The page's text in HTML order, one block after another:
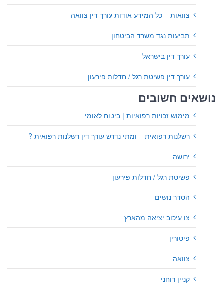
צוואות – כל המידע אודות עורך דין צוואה
תביעות נגד משרד הביטחון
עורך דין בישראל
עורך דין פשיטת רגל / חדלות פירעון
נושאים חשובים
מימוש זכויות רפואיות | ביטוח לאומי
רשלנות רפואית – ומתי נדרש עורך דין רשלנות רפואית ?
ירושה
פשיטת רגל / חדלות פירעון
הסדר נושים
צו עיכוב יציאה מהארץ
פיטורין
צוואה
קניין רוחני